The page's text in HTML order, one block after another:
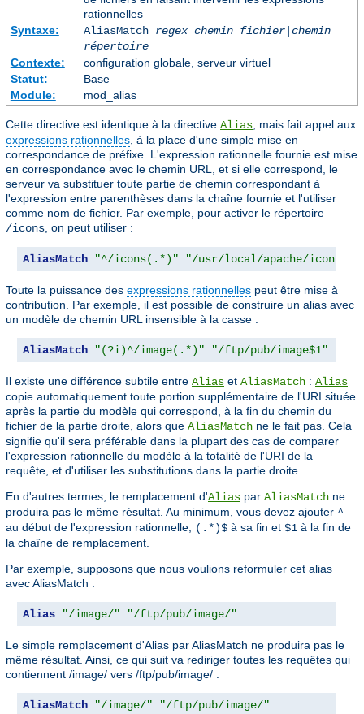
rationnelles
Syntaxe:
AliasMatch regex chemin fichier| chemin
répertoire
Contexte:
configuration globale, serveur virtuel
Statut:
Base
Module:
mod_alias
Cette directive est identique à la directive Alias , mais fait appel aux
expressions rationnelles , à la place d'une simple mise en
correspondance de préfixe. L'expression rationnelle fournie est mise
en correspondance avec le chemin URL, et si elle correspond, le
serveur va substituer toute partie de chemin correspondant à
l'expression entre parenthèses dans la chaîne fournie et l'utiliser
comme nom de fichier. Par exemple, pour activer le répertoire
/icons , on peut utiliser :
AliasMatch "^/icons(.*)" "/usr/local/apache/
Toute la puissance des expressions rationnelles peut être mise à
contribution. Par exemple, il est possible de construire un alias avec
un modèle de chemin URL insensible à la casse :
AliasMatch "(?i)^/image(.*)" "/ftp/pub/image$1"
Il existe une différence subtile entre Alias et AliasMatch : Alias
copie automatiquement toute portion supplémentaire de l'URI située
après la partie du modèle qui correspond, à la fin du chemin du
fichier de la partie droite, alors que AliasMatch ne le fait pas. Cela
signifie qu'il sera préférable dans la plupart des cas de comparer
l'expression rationnelle du modèle à la totalité de l'URI de la
requête, et d'utiliser les substitutions dans la partie droite.
En d'autres termes, le remplacement d'Alias par AliasMatch ne
produira pas le même résultat. Au minimum, vous devez ajouter ^
au début de l'expression rationnelle,
(.*)$ à sa fin et $1 à la fin de
la chaîne de remplacement.
Par exemple, supposons que nous voulions reformuler cet alias
avec AliasMatch :
Alias "/image/" "/ftp/pub/image/"
Le simple remplacement d'Alias par AliasMatch ne produira pas le
même résultat. Ainsi, ce qui suit va rediriger toutes les requêtes qui
contiennent /image/ vers /ftp/pub/image/ :
AliasMatch "/image/" "/ftp/pub/image/"